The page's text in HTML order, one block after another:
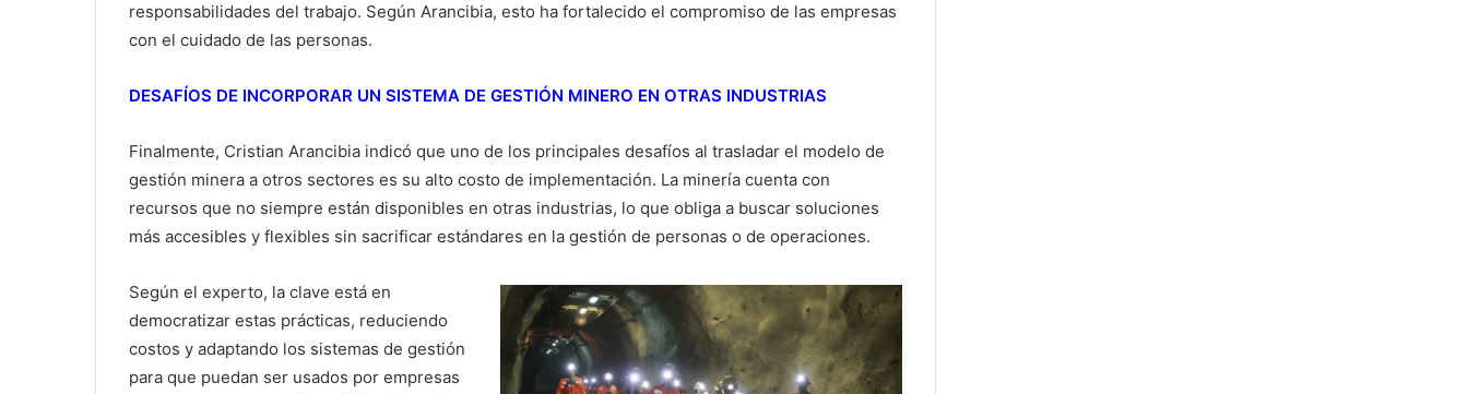
responsabilidades del trabajo. Según Arancibia, esto ha fortalecido el compromiso de las empresas
con el cuidado de las personas.
DESAFÍOS DE INCORPORAR UN SISTEMA DE GESTIÓN MINERO EN OTRAS INDUSTRIAS
Finalmente, Cristian Arancibia indicó que uno de los principales desafíos al trasladar el modelo de
gestión minera a otros sectores es su alto costo de implementación. La minería cuenta con
recursos que no siempre están disponibles en otras industrias, lo que obliga a buscar soluciones
más accesibles y flexibles sin sacrificar estándares en la gestión de personas o de operaciones.
Según el experto, la clave está en
democratizar estas prácticas, reduciendo
costos y adaptando los sistemas de gestión
para que puedan ser usados por empresas